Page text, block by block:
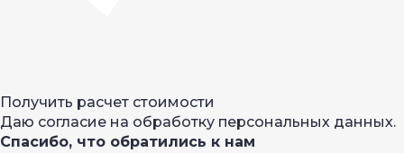
Получить расчет стоимости
Даю согласие на обработку персональных данных.
Спасибо, что обратились к нам